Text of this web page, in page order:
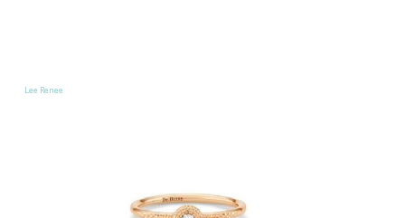
Lee Renee